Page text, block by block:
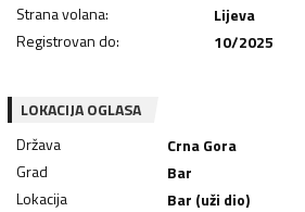
Strana volana:
Lijeva
Registrovan do: 10/2025
LOKACIJA OGLASA
Država
Crna Gora
Grad
Bar
Lokacija
Bar (uži dio)